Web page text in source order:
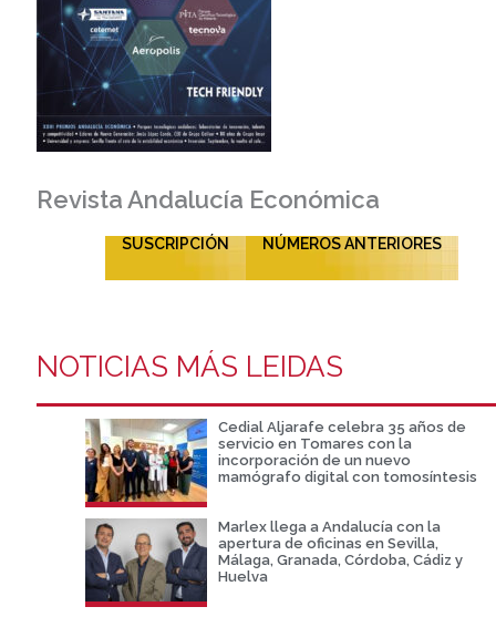
Revista Andalucía Económica
SUSCRIPCIÓN NÚMEROS ANTERIORES
NOTICIAS MÁS LEIDAS
Cedial Aljarafe celebra 35 años de
servicio en Tomares con la
incorporación de un nuevo
mamógrafo digital con tomosíntesis
Marlex llega a Andalucía con la
apertura de oficinas en Sevilla,
Málaga, Granada, Córdoba, Cádiz y
Huelva